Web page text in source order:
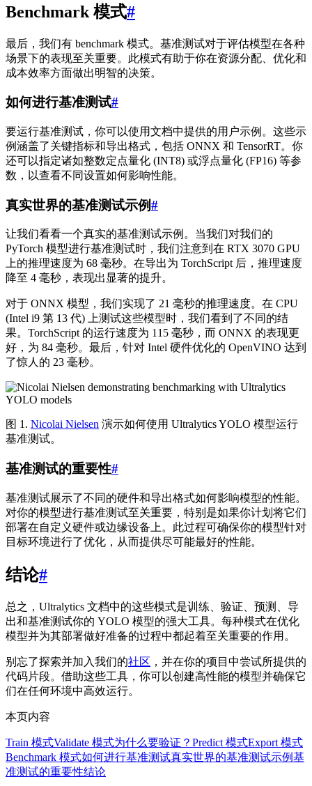
Benchmark 模式#
最后，我们有 benchmark 模式。基准测试对于评估模型在各种
场景下的表现至关重要。此模式有助于你在资源分配、优化和
成本效率方面做出明智的决策。
如何进行基准测试#
要运行基准测试，你可以使用文档中提供的用户示例。这些示
例涵盖了关键指标和导出格式，包括 ONNX 和 TensorRT。你
还可以指定诸如整数定点量化 (INT8) 或浮点量化 (FP16) 等参
数，以查看不同设置如何影响性能。
真实世界的基准测试示例#
让我们看看一个真实的基准测试示例。当我们对我们的
PyTorch 模型进行基准测试时，我们注意到在 RTX 3070 GPU
上的推理速度为 68 毫秒。在导出为 TorchScript 后，推理速度
降至 4 毫秒，表现出显著的提升。
对于 ONNX 模型，我们实现了 21 毫秒的推理速度。在 CPU
(Intel i9 第 13 代) 上测试这些模型时，我们看到了不同的结
果。TorchScript 的运行速度为 115 毫秒，而 ONNX 的表现更
好，为 84 毫秒。最后，针对 Intel 硬件优化的 OpenVINO 达到
了惊人的 23 毫秒。
图 1. Nicolai Nielsen 演示如何使用 Ultralytics YOLO 模型运行
基准测试。
基准测试的重要性#
基准测试展示了不同的硬件和导出格式如何影响模型的性能。
对你的模型进行基准测试至关重要，特别是如果你计划将它们
部署在自定义硬件或边缘设备上。此过程可确保你的模型针对
目标环境进行了优化，从而提供尽可能最好的性能。
结论#
总之，Ultralytics 文档中的这些模式是训练、验证、预测、导
出和基准测试你的 YOLO 模型的强大工具。每种模式在优化
模型并为其部署做好准备的过程中都起着至关重要的作用。
别忘了探索并加入我们的社区 ，并在你的项目中尝试所提供的
代码片段。借助这些工具，你可以创建高性能的模型并确保它
们在任何环境中高效运行。
本页内容
Train 模式Validate 模式为什么要验证？ Predict 模式Export 模式
Benchmark 模式如何进行基准测试真实世界的基准测试示例基
准测试的重要性结论